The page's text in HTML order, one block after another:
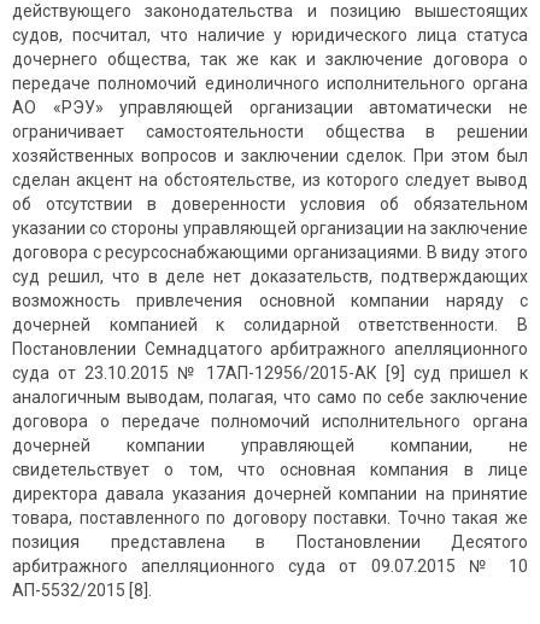
действующего законодательства и позицию вышестоящих
судов, посчитал, что наличие у юридического лица статуса
дочернего общества, так же как и заключение договора о
передаче полномочий единоличного исполнительного органа
АО «РЭУ» управляющей организации автоматически не
ограничивает самостоятельности общества в решении
хозяйственных вопросов и заключении сделок. При этом был
сделан акцент на обстоятельстве, из которого следует вывод
об отсутствии в доверенности условия об обязательном
указании со стороны управляющей организации на заключение
договора с ресурсоснабжающими организациями. В виду этого
суд решил, что в деле нет доказательств, подтверждающих
возможность привлечения основной компании наряду с
дочерней компанией к солидарной ответственности. В
Постановлении Семнадцатого арбитражного апелляционного
суда от 23.10.2015 № 17АП-12956/2015-АК [9] суд пришел к
аналогичным выводам, полагая, что само по себе заключение
договора о передаче полномочий исполнительного органа
дочерней компании управляющей компании, не
свидетельствует о том, что основная компания в лице
директора давала указания дочерней компании на принятие
товара, поставленного по договору поставки. Точно такая же
позиция представлена в Постановлении Десятого
арбитражного апелляционного суда от 09.07.2015 № 10
АП-5532/2015 [8].